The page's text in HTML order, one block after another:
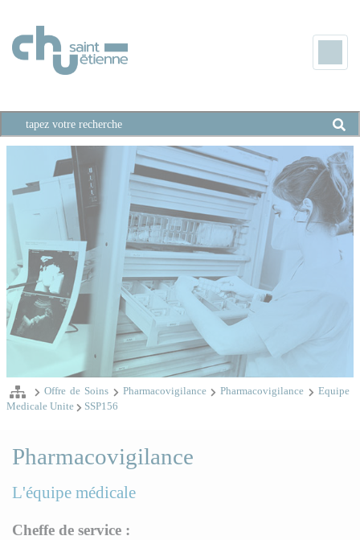
Offre de Soins Pharmacovigilance Pharmacovigilance
Equipe
Medicale Unite
SSP156
Pharmacovigilance
L'équipe médicale
Cheffe de service :